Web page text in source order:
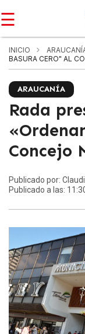
☰
INICIO
BASURA CERO" AL
ARAUCANÍA
Rada
Concejo
Publicado por:
Publicado a las: